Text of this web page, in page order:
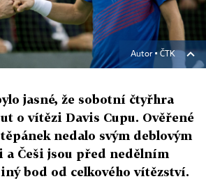
Autor ▪ČTK
jasné, že sobotní čtyřhra
o vítězi Davis Cupu. Ověřené
nedalo svým deblovým
a Češi jsou před nedělním
bod od celkového vítězství.